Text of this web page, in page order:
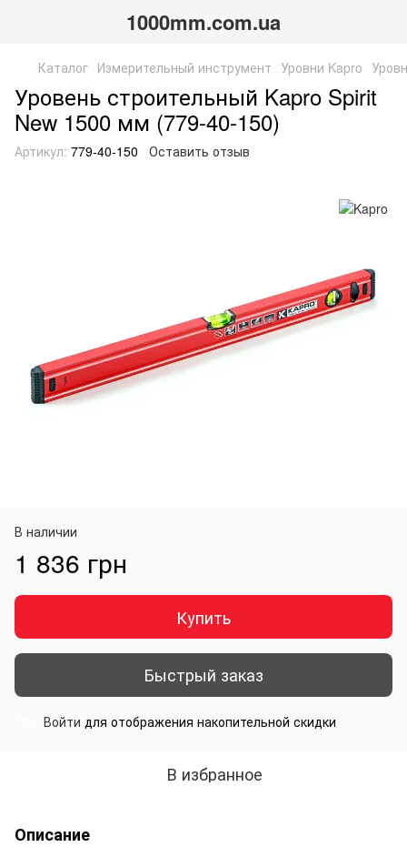
1000mm.com.ua
Каталог Измерительный инструмент Уровни Kapro
Уровень строительный Kapro Spirit
New 1500 мм (779-40-150)
Артикул: 779-40-150 Оставить отзыв
В наличии
1 836 грн
Купить
Быстрый заказ
Войти для отображения накопительной скидки
В избранное
Описание